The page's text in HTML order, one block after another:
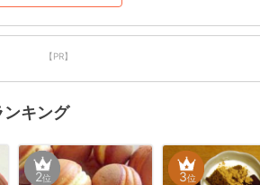
【PR】
ンキング
2位 3位